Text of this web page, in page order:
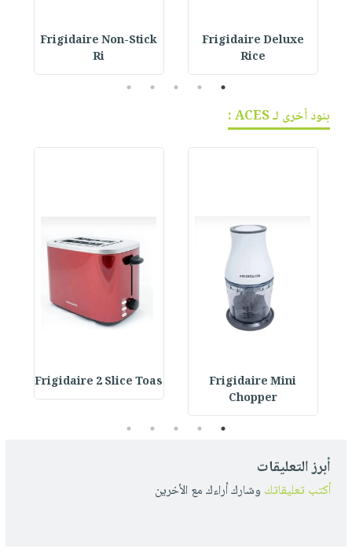
Frigidaire Deluxe
Rice
Frigidaire Non-Stick
Ri
1
2
3
4
5
بنود أخرى لـ ACES :
Frigidaire Mini
Chopper
Frigidaire 2 Slice Toas
1
2
3
4
5
أبرز التعليقات
أكتب تعليقاتك وشارك أراءك مع الأخرين